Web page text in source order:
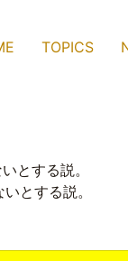
TOPICS
とする説。
とする説。